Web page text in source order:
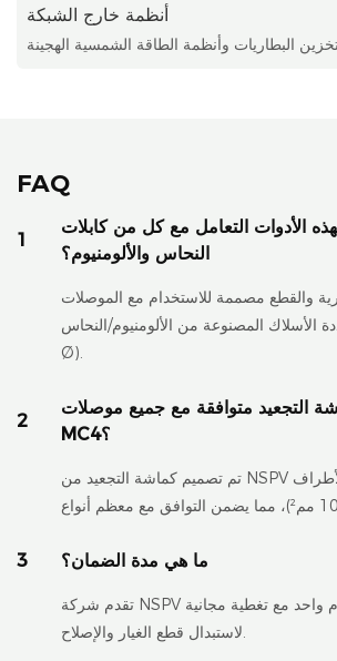
أنظمة خارج الشبكة
FAQ
1
الأدوات التعامل مع كل من كابلات
النحاس والألومنيوم؟
والقطع مصممة للاستخدام مع الموصلات
الأسلاك المصنوعة من الألومنيوم/النحاس (1.5-6 مم
Ø).
2
التجعيد متوافقة مع جميع موصلات
MC4؟
تم تصميم كماشة التجعيد من NSPV لختم وتشكيل الأطراف
3 ما هي مدة الضمان؟
تقدم شركة NSPV ضمانًا لمدة عام واحد مع تغطية مجانية
لاستبدال قطع الغيار والإصلاح.